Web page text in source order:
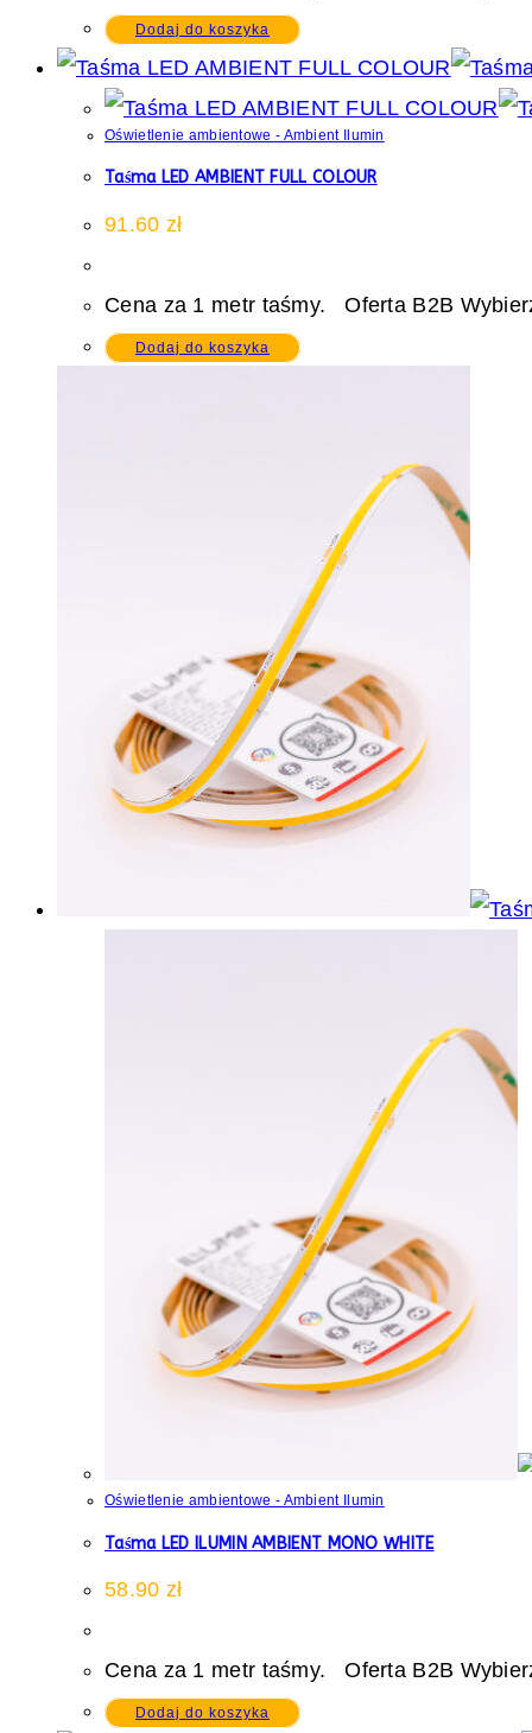
Dodaj do koszyka
Oświetlenie ambientowe - Ambient Ilumin
Taśma LED AMBIENT FULL COLOUR
91.60 zł
Cena za 1 metr taśmy. Oferta B2B
Dodaj do koszyka
Oświetlenie ambientowe - Ambient Ilumin
Taśma LED ILUMIN AMBIENT MONO WHITE
58.90 zł
Cena za 1 metr taśmy. Oferta B2B
Dodaj do koszyka